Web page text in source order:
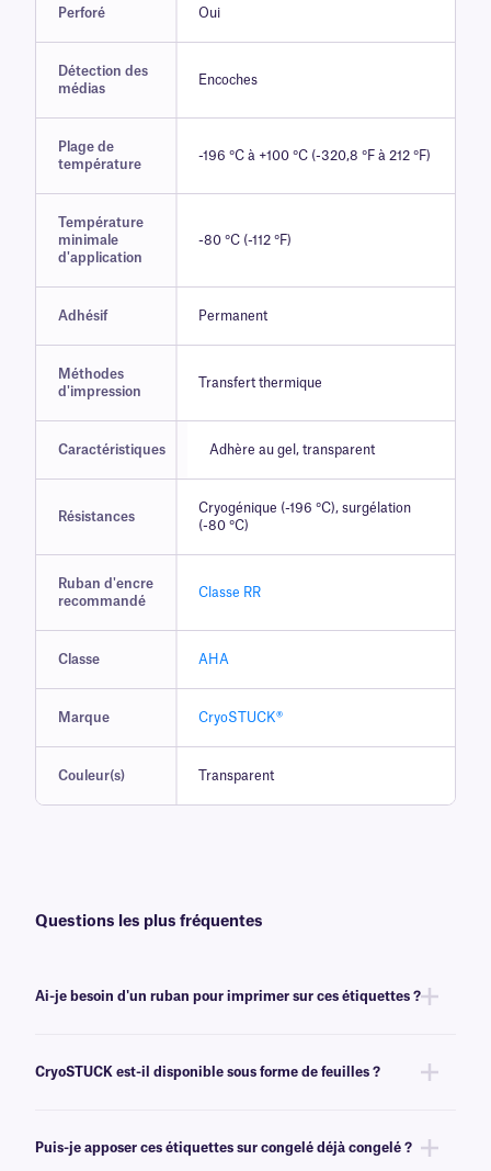
Perforé Oui
Détection des
médias
Encoches
Plage de
température
-196 °C à +100 °C (-320,8 °F à 212 °F)
Température
minimale
d'application
-80 °C (-112 °F)
Adhésif Permanent
Méthodes
d'impression
Transfert thermique
Caractéristiques Adhère au gel, transparent
Résistances
Cryogénique (-196 °C), surgélation
(-80 °C)
Ruban d'encre
recommandé
Classe RR
Classe AHA
Marque CryoSTUCK®
Couleur(s) Transparent
Questions les plus fréquentes
Ai-je besoin d'un ruban pour imprimer sur ces étiquettes ?
nécessitent un rubande classe RRde même largeur ou plus large.
CryoSTUCK est-il disponible sous forme de feuilles ?
Pour nos étiquettes Laser CryoSTUCK, cliquezici.
Puis-je apposer ces étiquettes sur congelé déjà congelé ?